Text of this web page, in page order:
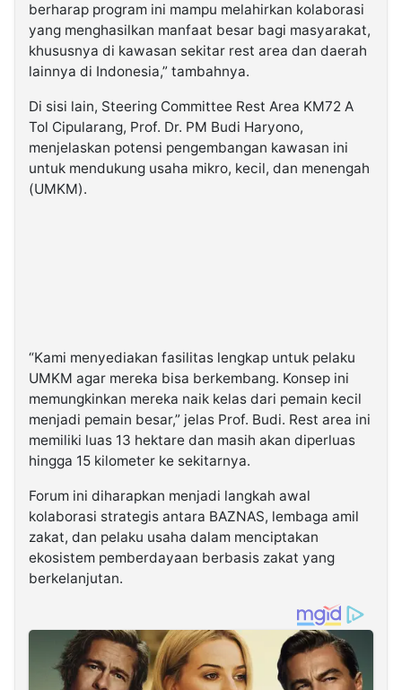
berharap program ini mampu melahirkan kolaborasi
yang menghasilkan manfaat besar bagi masyarakat,
khususnya di kawasan sekitar rest area dan daerah
lainnya di Indonesia,” tambahnya.
Di sisi lain, Steering Committee Rest Area KM72 A
Tol Cipularang, Prof. Dr. PM Budi Haryono,
menjelaskan potensi pengembangan kawasan ini
untuk mendukung usaha mikro, kecil, dan menengah
(UMKM).
“Kami menyediakan fasilitas lengkap untuk pelaku
UMKM agar mereka bisa berkembang. Konsep ini
memungkinkan mereka naik kelas dari pemain kecil
menjadi pemain besar,” jelas Prof. Budi. Rest area ini
memiliki luas 13 hektare dan masih akan diperluas
hingga 15 kilometer ke sekitarnya.
Forum ini diharapkan menjadi langkah awal
kolaborasi strategis antara BAZNAS, lembaga amil
zakat, dan pelaku usaha dalam menciptakan
ekosistem pemberdayaan berbasis zakat yang
berkelanjutan.